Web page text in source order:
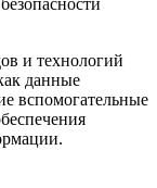
и технологий
данные
вспомогательные